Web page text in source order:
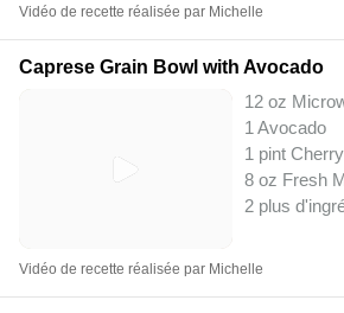
Vidéo de recette réalisée par Michelle
Caprese Grain Bowl with Avocado
12 oz
1 Avocado
1 pint
8 oz Fresh
2 plus
Vidéo de recette réalisée par Michelle